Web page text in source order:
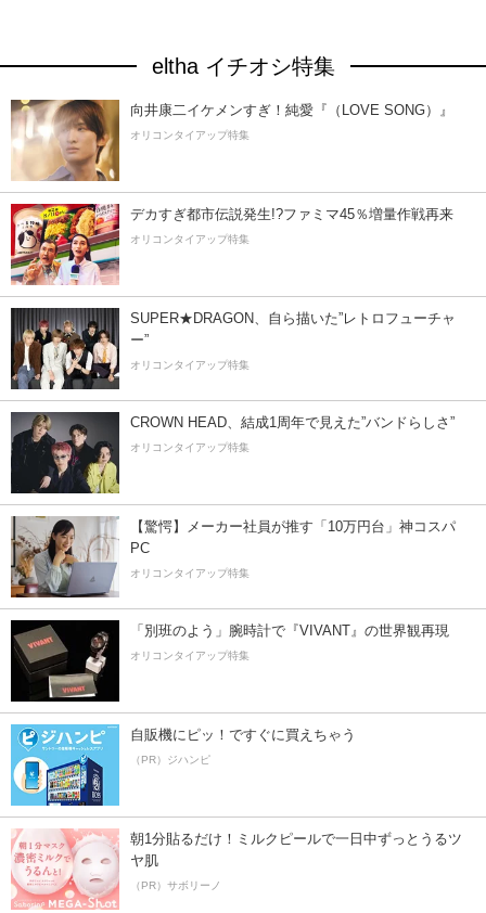
eltha イチオシ特集
向井康二イケメンすぎ！純愛『（LOVE SONG）』
オリコンタイアップ特集
デカすぎ都市伝説発生!?ファミマ45％増量作戦再来
オリコンタイアップ特集
SUPER★DRAGON、自ら描いた”レトロフューチャ
ー”
オリコンタイアップ特集
CROWN HEAD、結成1周年で見えた”バンドらしさ”
オリコンタイアップ特集
【驚愕】メーカー社員が推す「10万円台」神コスパ
PC
オリコンタイアップ特集
「別班のよう」腕時計で『VIVANT』の世界観再現
オリコンタイアップ特集
自販機にピッ！ですぐに買えちゃう
（PR）ジハンピ
朝1分貼るだけ！ミルクピールで一日中ずっとうるツ
ヤ肌
（PR）サボリーノ